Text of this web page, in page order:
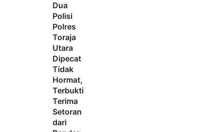
Dua
Polisi
Polres
Toraja
Utara
Dipecat
Tidak
Hormat,
Terbukti
Terima
Setoran
dari